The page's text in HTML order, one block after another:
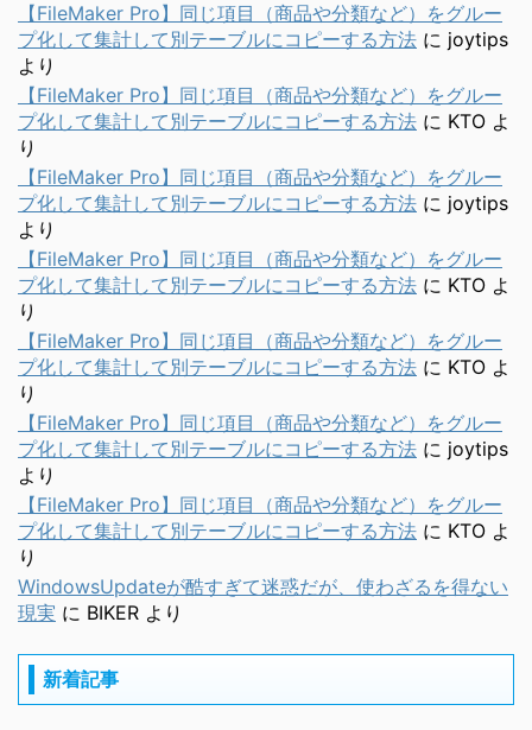
【FileMaker Pro】同じ項目（商品や分類など）をグルー
プ化して集計して別テーブルにコピーする方法 に joytips
より
【FileMaker Pro】同じ項目（商品や分類など）をグルー
プ化して集計して別テーブルにコピーする方法 に KTO よ
り
【FileMaker Pro】同じ項目（商品や分類など）をグルー
プ化して集計して別テーブルにコピーする方法 に joytips
より
【FileMaker Pro】同じ項目（商品や分類など）をグルー
プ化して集計して別テーブルにコピーする方法 に KTO よ
り
【FileMaker Pro】同じ項目（商品や分類など）をグルー
プ化して集計して別テーブルにコピーする方法 に KTO よ
り
【FileMaker Pro】同じ項目（商品や分類など）をグルー
プ化して集計して別テーブルにコピーする方法 に joytips
より
【FileMaker Pro】同じ項目（商品や分類など）をグルー
プ化して集計して別テーブルにコピーする方法 に KTO よ
り
WindowsUpdateが酷すぎて迷惑だが、使わざるを得ない
現実 に BIKER より
新着記事